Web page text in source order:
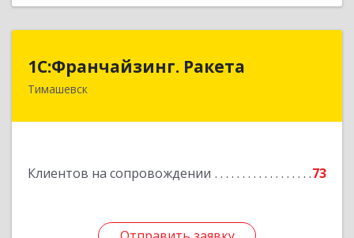
1С:Франчайзинг. Ракета
Тимашевск
Клиентов на сопровождении 73
1С:Франчайзинг. Ракета
Краснодарский край, Тимашевский р-н,